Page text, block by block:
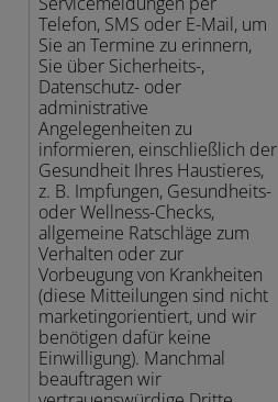
Telefon, SMS oder E-Mail, um
Sie an Termine zu erinnern,
Sie über Sicherheits-,
Datenschutz- oder
administrative
Angelegenheiten zu
informieren, einschließlich der
Gesundheit Ihres Haustieres,
z. B. Impfungen, Gesundheits-
oder Wellness-Checks,
allgemeine Ratschläge zum
Verhalten oder zur
Vorbeugung von Krankheiten
(diese Mitteilungen sind nicht
marketingorientiert, und wir
benötigen dafür keine
Einwilligung). Manchmal
beauftragen wir